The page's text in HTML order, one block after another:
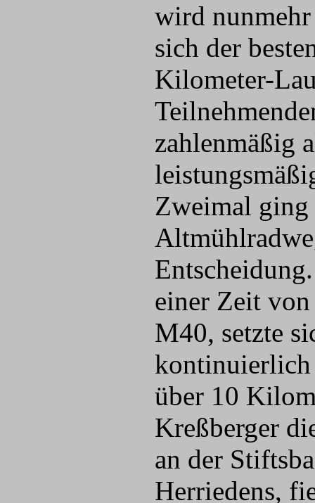
wird
sich der
Kilometer-
zahlenmäßig
Zweimal ging
einer Zeit
M40, setzte
kontinuierlich
über 10
Kreßberger
an der
Herriedens,